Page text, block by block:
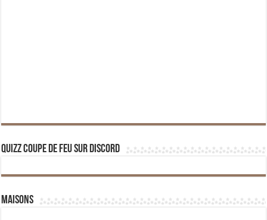
Quizz Coupe de Feu sur Discord
Maisons